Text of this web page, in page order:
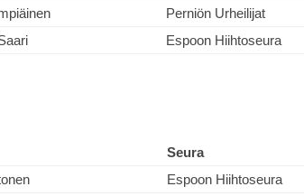
Perniön Urheilijat
Espoon Hiihtoseura
Seura
Espoon Hiihtoseura